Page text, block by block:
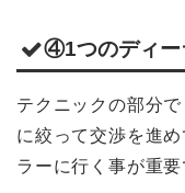
④1つのディー
テクニックの部分
に絞って交渉を進
ラーに行く事が重要